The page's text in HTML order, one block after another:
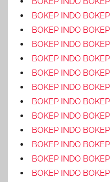
BOKEP INDO
BOKEP INDO
BOKEP INDO
BOKEP INDO
BOKEP INDO
BOKEP INDO
BOKEP INDO
BOKEP INDO
BOKEP INDO
BOKEP INDO
BOKEP INDO
BOKEP INDO